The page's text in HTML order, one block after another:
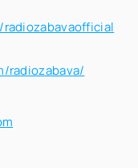
radiozabava/